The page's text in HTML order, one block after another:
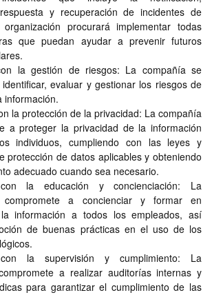
y recuperación de incidentes de
procurará implementar todas
que puedan ayudar a prevenir futuros
la gestión de riesgos: La compañía se
evaluar y gestionar los riesgos de
información.
la protección de la privacidad: La compañía
a proteger la privacidad de la información
individuos, cumpliendo con las leyes y
protección de datos aplicables y obteniendo
adecuado cuando sea necesario.
con la educación y concienciación: La
a concienciar y formar en
información a todos los empleados, así
de buenas prácticas en el uso de los
con la supervisión y cumplimiento: La
a realizar auditorías internas y
para garantizar el cumplimiento de las